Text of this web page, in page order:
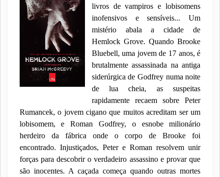
livros de vampiros e lobisomens
inofensivos e sensíveis... Um
mistério abala a cidade de
Hemlock Grove. Quando Brooke
Bluebell, uma jovem de 17 anos, é
brutalmente assassinada na antiga
siderúrgica de Godfrey numa noite
de lua cheia, as suspeitas
rapidamente recaem sobre Peter
Rumancek, o jovem cigano que muitos acreditam ser um
lobisomem, e Roman Godfrey, o esnobe milionário
herdeiro da fábrica onde o corpo de Brooke foi
encontrado. Injustiçados, Peter e Roman resolvem unir
forças para descobrir o verdadeiro assassino e provar que
são inocentes. A caçada começa quando outras mortes